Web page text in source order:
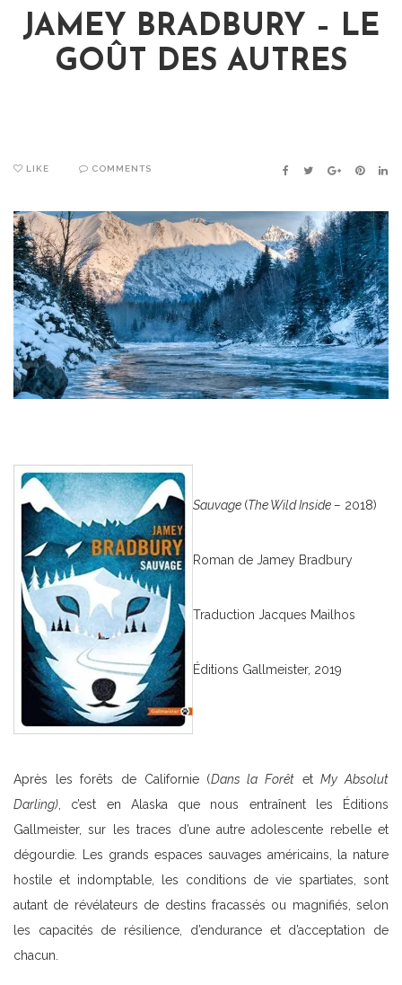
JAMEY BRADBURY – LE
GOÛT DES AUTRES
LIKE COMMENTS FACEBOOK
TWITTER
GOOGLE+
Sauvage (The Wild Inside – 2018)
Roman de Jamey Bradbury
Traduction Jacques Mailhos
Éditions Gallmeister, 2019
Après les forêts de Californie (Dans la ForêtetMy Absolut
Darling) , c’est en Alaska que nous entraînent les Éditions
Gallmeister, sur les traces d’une autre adolescente rebelle et
dégourdie. Les grands espaces sauvages américains, la nature
hostile et indomptable, les conditions de vie spartiates, sont
autant de révélateurs de destins fracassés ou magnifiés, selon
les capacités de résilience, d’endurance et d’acceptation de
chacun.